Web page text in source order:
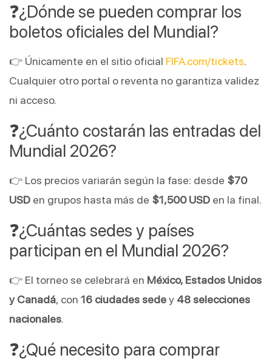
❓¿Dónde se pueden comprar los
boletos oficiales del Mundial?
👉 Únicamente en el sitio oficial FIFA.com/tickets.
Cualquier otro portal o reventa no garantiza validez
ni acceso.
❓¿Cuánto costarán las entradas del
Mundial 2026?
👉 Los precios variarán según la fase: desde $70
USD en grupos hasta más de $1,500 USD en la final.
❓¿Cuántas sedes y países
participan en el Mundial 2026?
👉 El torneo se celebrará en México, Estados Unidos
y Canadá, con 16 ciudades sedey 48 selecciones
nacionales.
❓¿Qué necesito para comprar